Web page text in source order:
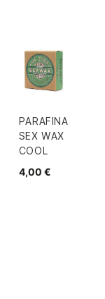
PARAFINA
SEX WAX
COOL
4,00 €